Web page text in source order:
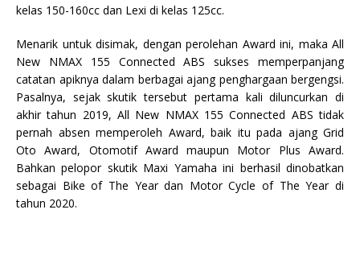
kelas 150-160cc dan Lexi di kelas 125cc.
Menarik untuk disimak, dengan perolehan Award ini, maka All
New NMAX 155 Connected ABS sukses memperpanjang
catatan apiknya dalam berbagai ajang penghargaan bergengsi.
Pasalnya, sejak skutik tersebut pertama kali diluncurkan di
akhir tahun 2019, All New NMAX 155 Connected ABS tidak
pernah absen memperoleh Award, baik itu pada ajang Grid
Oto Award, Otomotif Award maupun Motor Plus Award.
Bahkan pelopor skutik Maxi Yamaha ini berhasil dinobatkan
sebagai Bike of The Year dan Motor Cycle of The Year di
tahun 2020.